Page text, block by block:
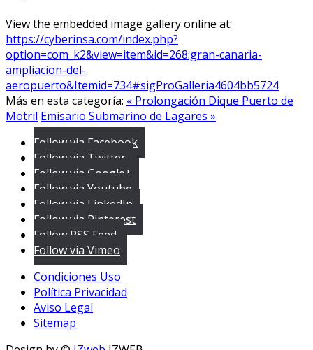
View the embedded image gallery online at:
https://cyberinsa.com/index.php?
option=com_k2&view=item&id=268:gran-canaria-
ampliacion-del-
aeropuerto&Itemid=734#sigProGalleria4604bb5724
Más en esta categoría: « Prolongación Dique Puerto de
Motril Emisario Submarino de Lagares »
Follow via Facebook
Follow via Twitter
Follow via Google+
Follow via Youtube
Follow via LinkedIn
Follow via Pinterest
Follow RSS Feed
Follow via Vimeo
Condiciones Uso
Política Privacidad
Aviso Legal
Sitemap